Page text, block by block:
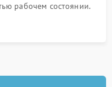
рабочем состоянии.